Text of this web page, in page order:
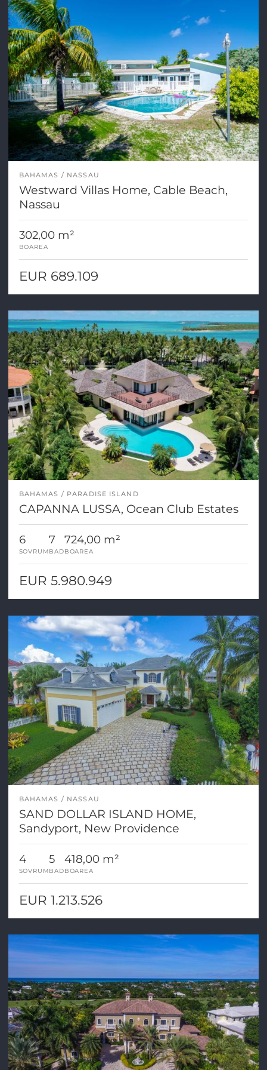
BAHAMAS NASSAU
Westward Villas Home, Cable Beach,
Nassau
302,00 m²
BOAREA
EUR 689.109
BAHAMAS PARADISE ISLAND
CAPANNA LUSSA, Ocean Club Estates
6
SOVRUM
7
BAD
724,00 m²
BOAREA
EUR 5.980.949
BAHAMAS NASSAU
SAND DOLLAR ISLAND HOME,
Sandyport, New Providence
4
SOVRUM
5
BAD
418,00 m²
BOAREA
EUR 1.213.526